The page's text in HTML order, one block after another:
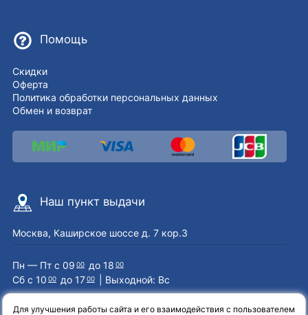
Помощь
Скидки
Оферта
Политика обработки персональных данных
Обмен и возврат
Наш пункт выдачи
Москва, Каширское шоссе д. 7 кор.3
Пн — Пт с 09 00 до 18 00
Сб с 10 00 до 1700 | Выходной: Вс
Для улучшения работы сайта и его взаимодействия с пользователем